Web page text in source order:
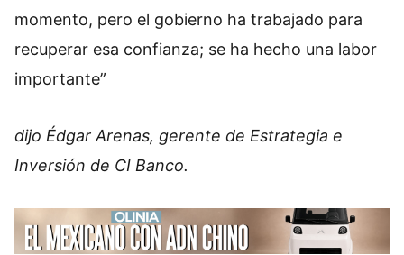
momento, pero el gobierno ha trabajado para
recuperar esa confianza; se ha hecho una labor
importante
dijo Édgar Arenas, gerente de Estrategia e
Inversión de CI Banco.